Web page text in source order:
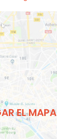
EL MAPA